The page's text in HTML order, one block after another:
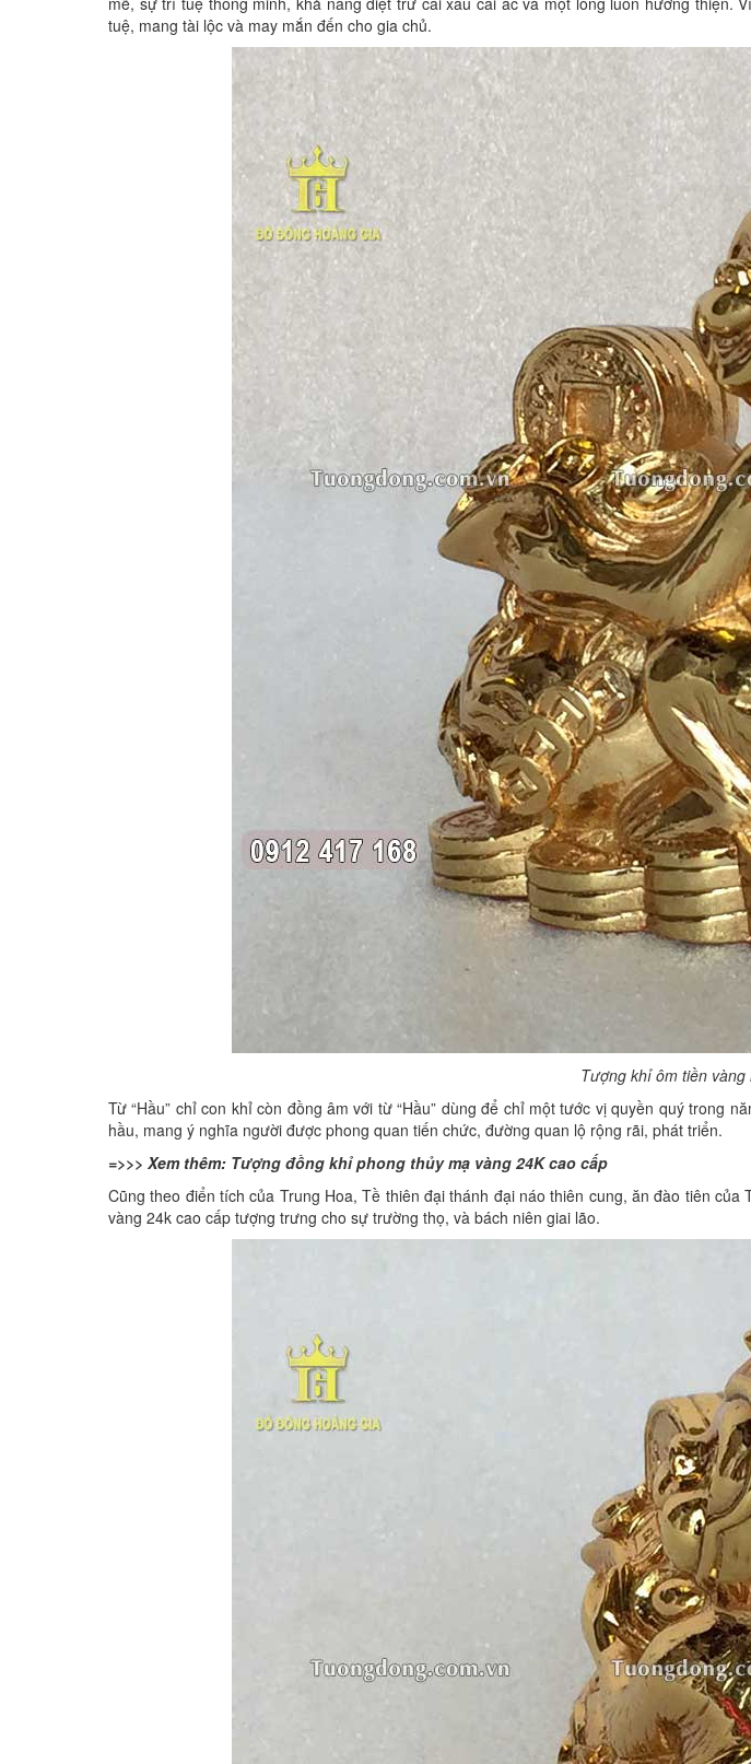
tuệ, mang tài lộc và may mắn đến cho gia chủ.
Tượng khỉ ôm tiền
Từ “Hầu” chỉ con khỉ còn đồng âm với từ “Hầu” dùng để chỉ một tước vị quyền quý trong
hầu, mang ý nghĩa người được phong quan tiến chức, đường quan lộ rộng rãi, phát triển.
=>>> Xem thêm: Tượng đồng khỉ phong thủy mạ vàng 24K cao cấp
Cũng theo điển tích của Trung Hoa, Tề thiên đại thánh đại náo thiên cung, ăn đào tiên
vàng 24k cao cấp tượng trưng cho sự trường thọ, và bách niên giai lão.